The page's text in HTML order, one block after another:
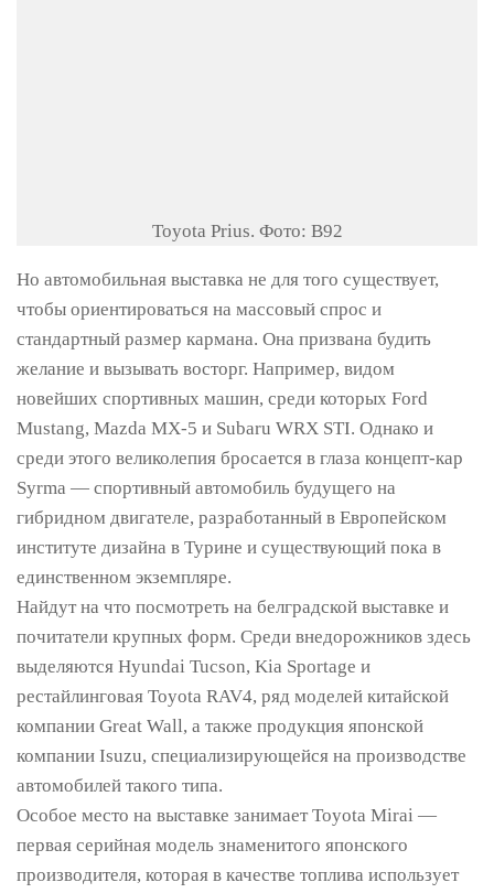
Toyota Prius. Фото: В92
Но автомобильная выставка не для того существует,
чтобы ориентироваться на массовый спрос и
стандартный размер кармана. Она призвана будить
желание и вызывать восторг. Например, видом
новейших спортивных машин, среди которых Ford
Mustang, Mazda MX-5 и Subaru WRX STI. Однако и
среди этого великолепия бросается в глаза концепт-кар
Syrma — спортивный автомобиль будущего на
гибридном двигателе, разработанный в Европейском
институте дизайна в Турине и существующий пока в
единственном экземпляре.
Найдут на что посмотреть на белградской выставке и
почитатели крупных форм. Среди внедорожников здесь
выделяются Hyundai Tucson, Kia Sportage и
рестайлинговая Toyota RAV4, ряд моделей китайской
компании Great Wall, а также продукция японской
компании Isuzu, специализирующейся на производстве
автомобилей такого типа.
Особое место на выставке занимает Toyota Mirai —
первая серийная модель знаменитого японского
производителя, которая в качестве топлива использует